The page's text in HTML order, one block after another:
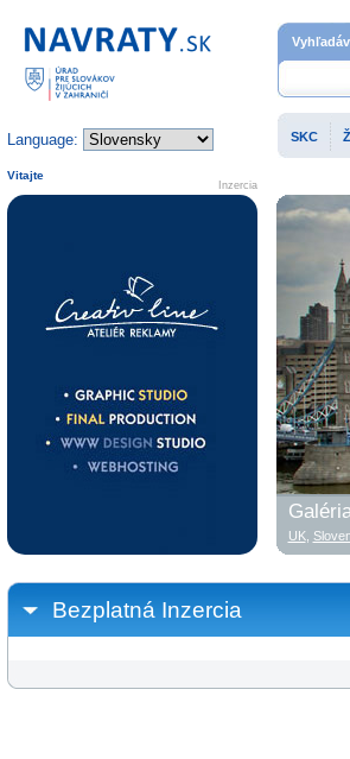
Bezplatná Inzercia
Domovská stránka
Language: SKC
Inzercia
Vitajte
UK,